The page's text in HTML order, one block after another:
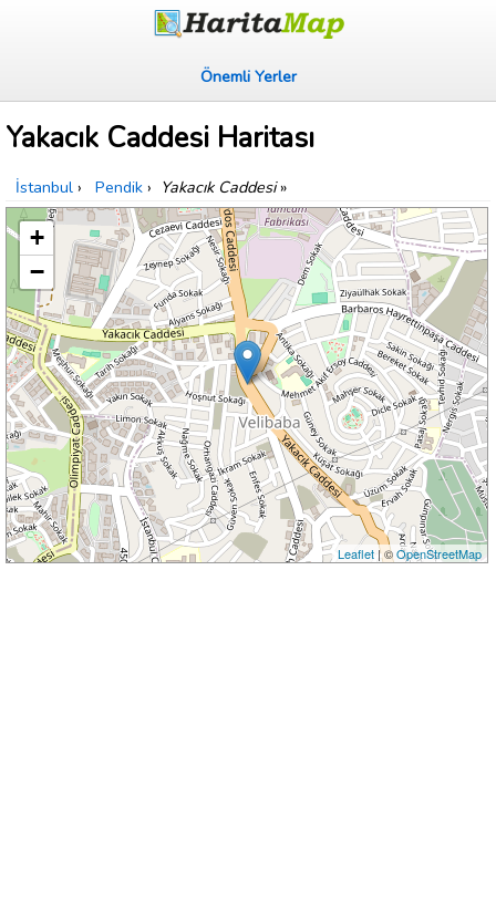
Önemli Yerler
Yakacık Caddesi Haritası
İstanbul › Pendik › Yakacık Caddesi»
+
−
Leaflet| ©OpenStreetMap